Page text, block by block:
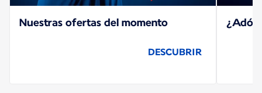
Nuestras ofertas del momento
DESCUBRIR